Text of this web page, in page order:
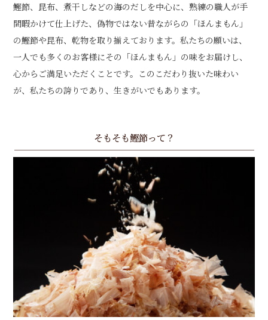
鰹節、昆布、煮干しなどの海のだしを中心に、熟練の職人が手
間暇かけて仕上げた、偽物ではない昔ながらの「ほんまもん」
の鰹節や昆布、乾物を取り揃えております。私たちの願いは、
一人でも多くのお客様にその「ほんまもん」の味をお届けし、
心からご満足いただくことです。このこだわり抜いた味わい
が、私たちの誇りであり、生きがいでもあります。
そもそも鰹節って？